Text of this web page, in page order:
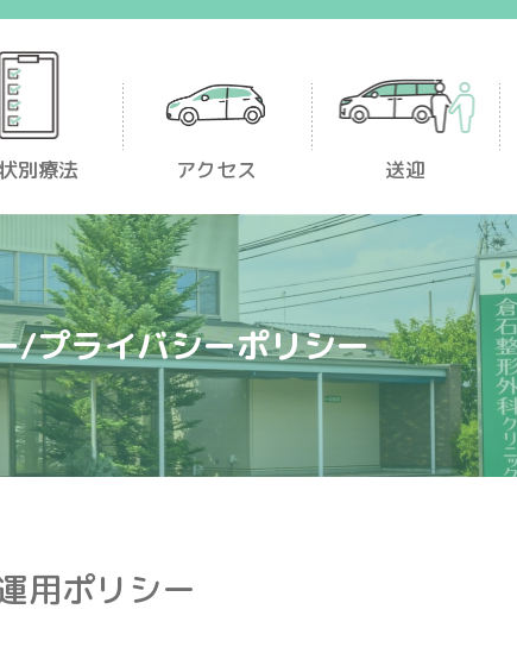
別療法 アクセス 送迎
マイナンバー保険証利用について
/プライバシーポリシー
用ポリシー